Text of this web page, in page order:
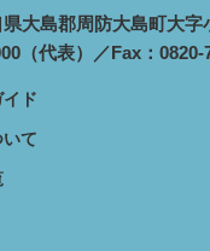
大島郡周防大島町大字
（代表）／Fax：0820-
ド
て